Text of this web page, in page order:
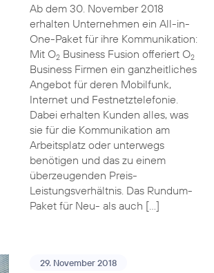
Ab dem 30. November 2018
erhalten Unternehmen ein All-in-
One-Paket für ihre Kommunikation:
Mit O2Business Fusion offeriert O2
Business Firmen ein ganzheitliches
Angebot für deren Mobilfunk,
Internet und Festnetztelefonie.
Dabei erhalten Kunden alles, was
sie für die Kommunikation am
Arbeitsplatz oder unterwegs
benötigen und das zu einem
überzeugenden Preis-
Leistungsverhältnis. Das Rundum-
Paket für Neu- als auch […]
29. November 2018